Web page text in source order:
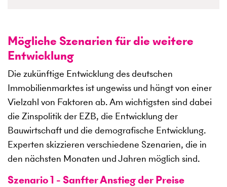
Mögliche Szenarien für die weitere
Entwicklung
Die zukünftige Entwicklung des deutschen
Immobilienmarktes ist ungewiss und hängt von einer
Vielzahl von Faktoren ab. Am wichtigsten sind dabei
die Zinspolitik der EZB, die Entwicklung der
Bauwirtschaft und die demografische Entwicklung.
Experten skizzieren verschiedene Szenarien, die in
den nächsten Monaten und Jahren möglich sind.
Szenario 1 - Sanfter Anstieg der Preise